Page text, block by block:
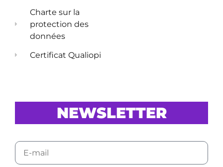
Charte sur la
protection des
données
Certificat Qualiopi
NEWSLETTER